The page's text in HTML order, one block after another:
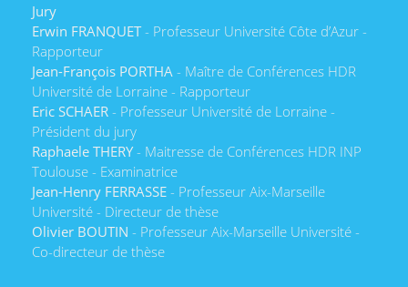
Jury
Erwin FRANQUET- Professeur Université Côte d’Azur -
Rapporteur
Jean-François PORTHA- Maître de Conférences HDR
Université de Lorraine - Rapporteur
Eric SCHAER- Professeur Université de Lorraine -
Président du jury
Raphaele THERY- Maitresse de Conférences HDR INP
Toulouse - Examinatrice
Jean-Henry FERRASSE- Professeur Aix-Marseille
Université - Directeur de thèse
Olivier BOUTIN - Professeur Aix-Marseille Université -
Co-directeur de thèse